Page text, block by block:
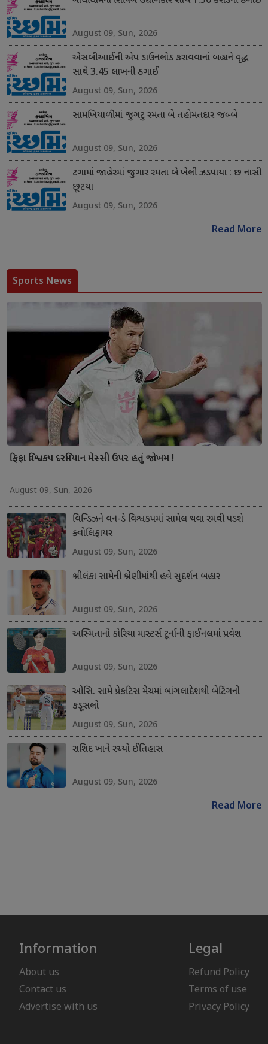
August 09, Sun, 2026
એસબીઆઈની એપ ડાઉનલોડ કરાવવાનાં બહાને વૃદ્ધ
સાથે 3.45 લાખની ઠગાઈ
August 09, Sun, 2026
સામખિયાળીમાં જુગટુ રમતા બે તહોમતદાર જબ્બે
August 09, Sun, 2026
ટગામાં જાહેરમાં જુગાર રમતા બે ખેલી ઝડપાયા : છ નાસી
છૂટયા
August 09, Sun, 2026
Read More
Sports News
ફિફા વિશ્વકપ દરમિયાન મેસ્સી ઉપર હતું જોખમ !
August 09, Sun, 2026
વિન્ડિઝને વન-ડે વિશ્વકપમાં સામેલ થવા રમવી પડશે
ક્વોલિફાયર
August 09, Sun, 2026
શ્રીલંકા સામેની શ્રેણીમાંથી હવે સુદર્શન બહાર
August 09, Sun, 2026
અસ્મિતાનો કોરિયા માસ્ટર્સ ટૂર્નાની ફાઈનલમાં પ્રવેશ
August 09, Sun, 2026
ઓસિ. સામે પ્રેકટિસ મેચમાં બાંગલાદેશથી બેટિંગનો
કડૂસલો
August 09, Sun, 2026
રાશિદ ખાને રચ્યો ઈતિહાસ
August 09, Sun, 2026
Read More
Information
About us
Contact us
Advertise with us
Legal
Refund Policy
Terms of use
Privacy Policy